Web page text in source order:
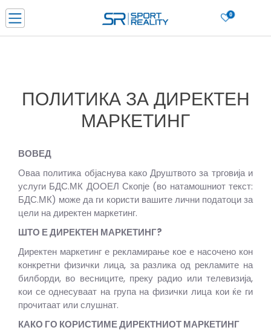
0
& COLLECT Платете со картичка online и подигнете во продавницата по ваш
ДОЗНАЈ ПОВЕЌЕ
Ценовник
ПОЛИТИКА ЗА ДИРЕКТЕН
МАРКЕТИНГ
ВОВЕД
Оваа политика објаснува како Друштвото за трговија и
услуги БДС.МК ДООЕЛ Скопје (во натамошниот текст:
БДС.МК) може да ги користи вашите лични податоци за
цели на директен маркетинг.
ШТО Е ДИРЕКТЕН МАРКЕТИНГ?
Директен маркетинг е рекламирање кое е насочено кон
конкретни физички лица, за разлика од рекламите на
билборди, во весниците, преку радио или телевизија,
кои се однесуваат на група на физички лица кои ќе ги
прочитаат или слушнат.
КАКО ГО КОРИСТИМЕ ДИРЕКТНИОТ МАРКЕТИНГ